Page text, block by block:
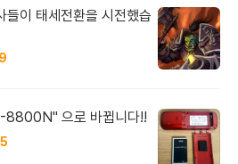
이 태세전환을 시전했습
8800N" 으로 바뀝니다!!